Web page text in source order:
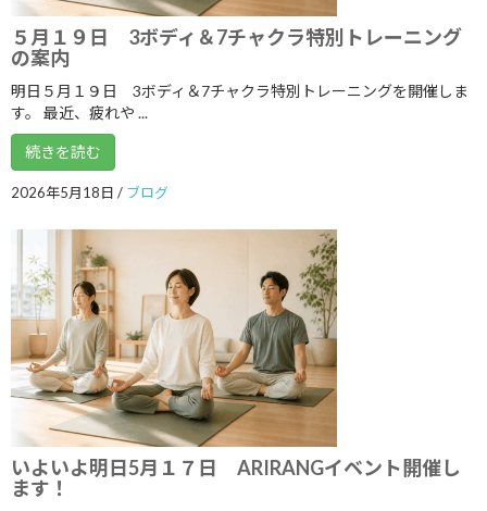
2021年8月
2021年6月
2021年5月
2021年4月
2021年3月
2021年2月
2021年1月
2020年12月
2020年11月
2020年10月
2020年9月
５月１９日 3ボディ＆7チャクラ特別トレーニング
の案内
明日５月１９日 3ボディ＆7チャクラ特別トレーニングを開催しま
す。 最近、疲れや ...
続きを読む
2026年5月18日 / ブログ
いよいよ明日5月１７日 ARIRANGイベント開催し
ます！